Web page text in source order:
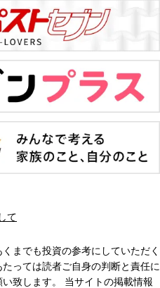
て
までも投資の参考にしていただく
っては読者ご自身の判断と責任に
致します。 当サイトの掲載情報